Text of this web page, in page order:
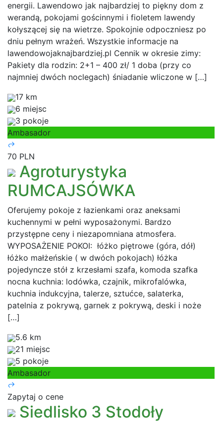
energii. Lawendowo jak najbardziej to piękny dom z
werandą, pokojami gościnnymi i fioletem lawendy
kołyszącej się na wietrze. Spokojnie odpoczniesz po
dniu pełnym wrażeń. Wszystkie informacje na
lawendowojaknajbardziej.pl Cennik w okresie zimy:
Pakiety dla rodzin: 2+1 – 400 zł/ 1 doba (przy co
najmniej dwóch noclegach) śniadanie wliczone w […]
17 km
6 miejsc
3 pokoje
Ambasador
70 PLN
Agroturystyka
RUMCAJSÓWKA
Oferujemy pokoje z łazienkami oraz aneksami
kuchennymi w pełni wyposażonymi. Bardzo
przystępne ceny i niezapomniana atmosfera.
WYPOSAŻENIE POKOI: łóżko piętrowe (góra, dół)
łóżko małżeńskie ( w dwóch pokojach) łóżka
pojedyncze stół z krzesłami szafa, komoda szafka
nocna kuchnia: lodówka, czajnik, mikrofalówka,
kuchnia indukcyjna, talerze, sztućce, salaterka,
patelnia z pokrywą, garnek z pokrywą, deski i noże
[…]
5.6 km
21 miejsc
5 pokoje
Ambasador
Zapytaj o cene
Siedlisko 3 Stodoły